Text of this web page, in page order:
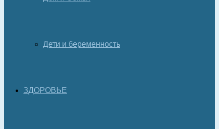
Дети и беременность
ЗДОРОВЬЕ